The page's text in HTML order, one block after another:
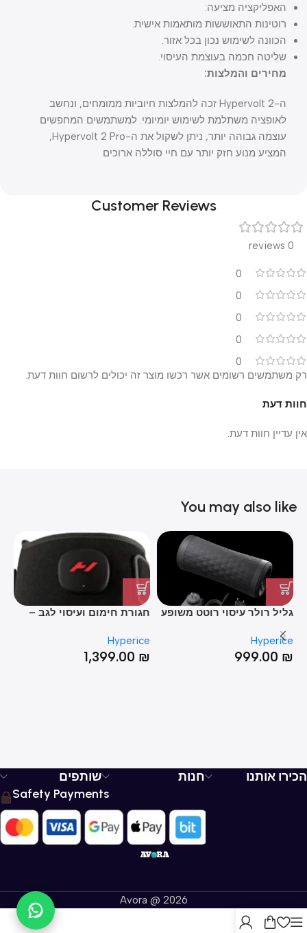
האפליקציה מציעה:
רוטינות התאוששות מותאמות אישית.
הכוונה לשימוש נכון בכל אזור.
שליטה חכמה בעוצמת העיסוי.
מחירים והמלצות:
ה-Hypervolt 2 זכה להמלצות חיוביות ממומחים, ונחשב
לאופציה משתלמת לשימוש יומיומי. למשתמשים המחפשים
עוצמה גבוהה יותר, ניתן לשקול את ה-Hypervolt 2 Pro,
המציע מנוע חזק יותר עם חיי סוללה ארוכים
Customer Reviews
0 reviews
0
0
0
0
0
חוות דעת
אין עדיין חוות דעת.
רק משתמשים רשומים אשר רכשו מוצר זה יכולים לרשום חוות דעת.
You may also like
גליל רולר עיסוי רוטט משופע
Hyperice
999.00 ₪
חגורת חימום ועיסוי לגב –
Hyperice
1,399.00 ₪
הכירו אותנו חנות
שותפים
Safety Payments
Avora @ 2026